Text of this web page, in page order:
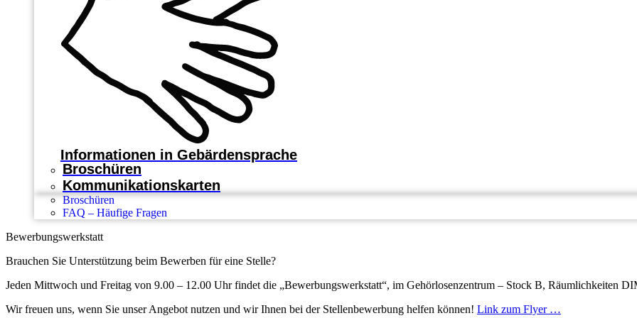
Informationen in Gebärdensprache
Broschüren
Kommunikationskarten
Broschüren
FAQ – Häufige Fragen
Bewerbungswerkstatt
Brauchen Sie Unterstützung beim Bewerben für eine Stelle?
Jeden Mittwoch und Freitag von 9.00 – 12.00 Uhr findet die „Bewerbungswerkstatt“, im Gehörlosenzentrum – Stock B, Räumlichkeiten
Wir freuen uns, wenn Sie unser Angebot nutzen und wir Ihnen bei der Stellenbewerbung helfen können! Link zum Flyer …